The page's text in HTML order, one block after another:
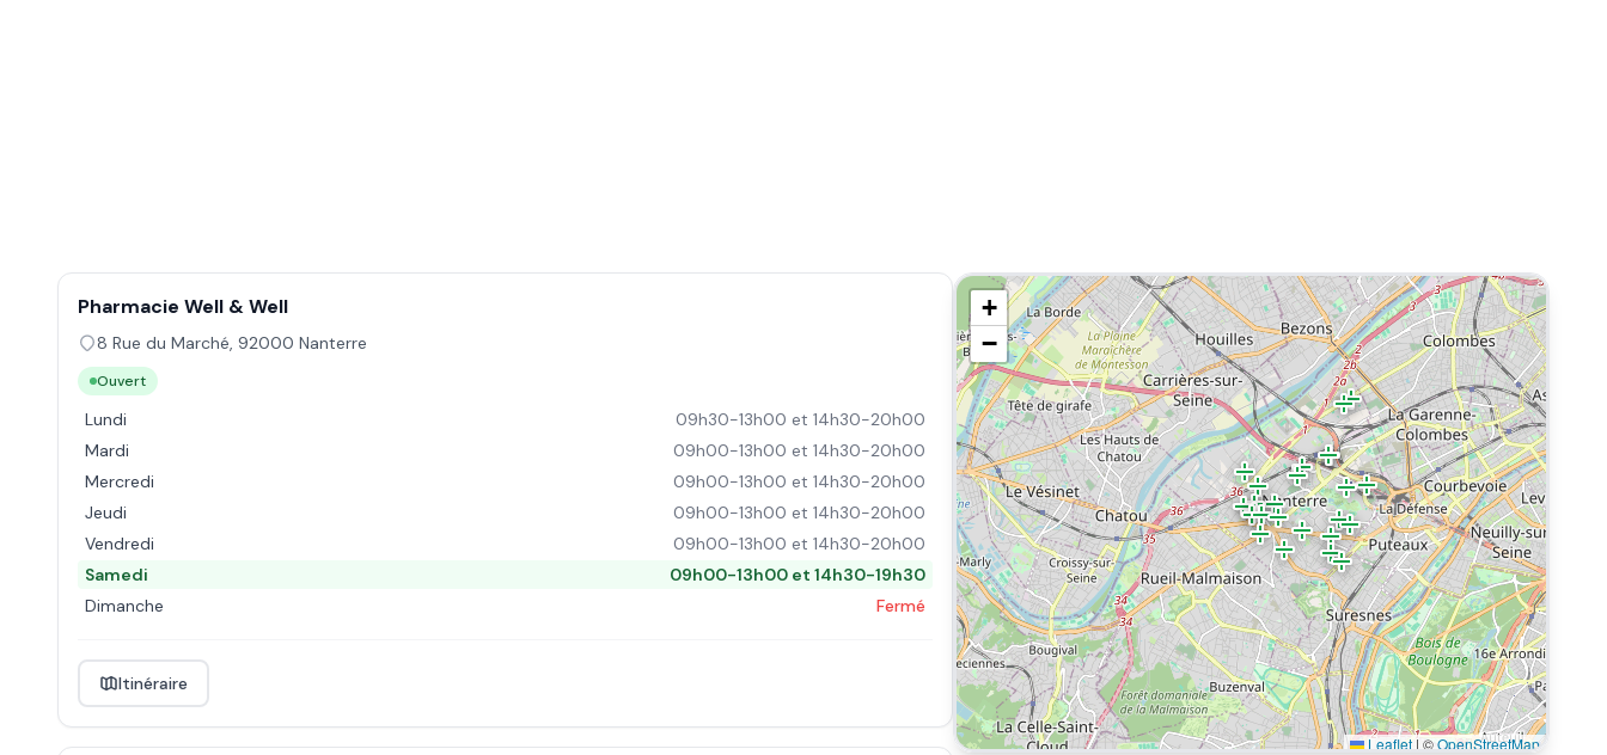
Pharmacie Well & Well
8 Rue du Marché, 92000 Nanterre
Ouvert
Lundi
09h30-13h00 et 14h30-20h00
Mardi
09h00-13h00 et 14h30-20h00
Mercredi
09h00-13h00 et 14h30-20h00
Jeudi
09h00-13h00 et 14h30-20h00
Vendredi
09h00-13h00 et 14h30-20h00
Samedi
09h00-13h00 et 14h30-19h30
Dimanche
Fermé
Itinéraire
+
−
Leaflet | ©OpenStreetMap